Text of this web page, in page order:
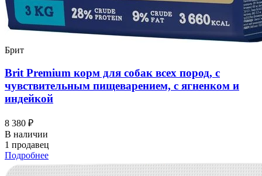
Брит
Brit Premium корм для собак всех пород, с
чувствительным пищеварением, с ягненком и
индейкой
8 380 ₽
В наличии
1 продавец
Подробнее